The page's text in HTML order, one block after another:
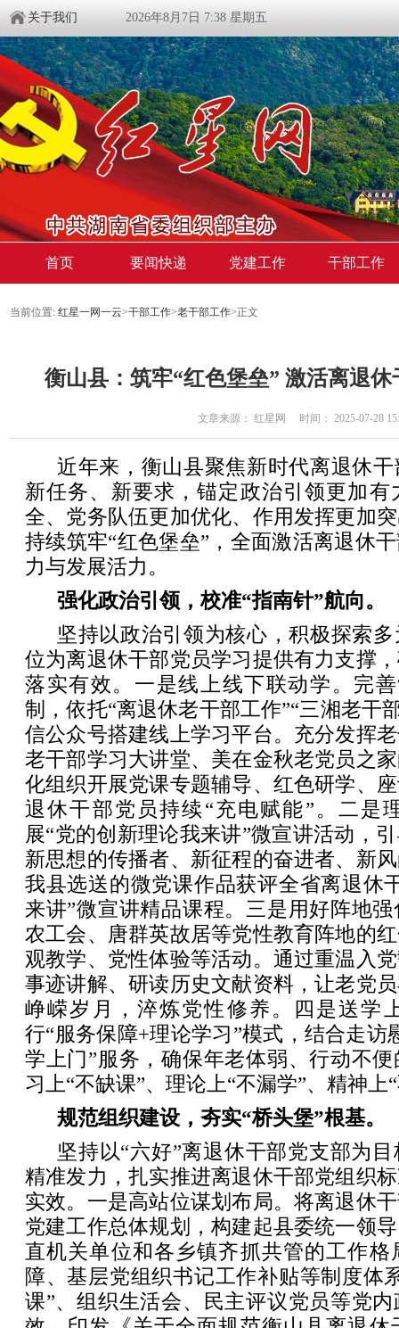
关于我们 2026年8月7日 7:38 星期五
首页 要闻快递 党建工作 干部工作
当前位置: 红星一网一云>干部工作>老干部工作>正文
衡山县：筑牢“红色堡垒” 激活离退
文章来源： 红星网 时间： 2025-07-28
近年来，衡山县聚焦新时代离退休
新任务、新要求，锚定政治引领更加有
全、党务队伍更加优化、作用发挥更加
持续筑牢“红色堡垒”，全面激活离退休
力与发展活力。
强化政治引领，校准“指南针”航向。
坚持以政治引领为核心，积极探索
位为离退休干部党员学习提供有力支撑
落实有效。一是线上线下联动学。完
制，依托“离退休老干部工作”“三湘老干
信公众号搭建线上学习平台。充分发挥
老干部学习大讲堂、美在金秋老党员之
化组织开展党课专题辅导、红色研学、
退休干部党员持续“充电赋能”。二是
展“党的创新理论我来讲”微宣讲活动，
新思想的传播者、新征程的奋进者、新
我县选送的微党课作品获评全省离退休
来讲”微宣讲精品课程。三是用好阵地
农工会、唐群英故居等党性教育阵地的
观教学、党性体验等活动。通过重温入
事迹讲解、研读历史文献资料，让老党
峥嵘岁月，淬炼党性修养。四是送学
行“服务保障+理论学习”模式，结合走访
学上门”服务，确保年老体弱、行动不
习上“不缺课”、理论上“不漏学”、精神上
规范组织建设，夯实“桥头堡”根基。
坚持以“六好”离退休干部党支部为
精准发力，扎实推进离退休干部党组织
实效。一是高站位谋划布局。将离退休
党建工作总体规划，构建起县委统一领
直机关单位和各乡镇齐抓共管的工作格
障、基层党组织书记工作补贴等制度体
课”、组织生活会、民主评议党员等党